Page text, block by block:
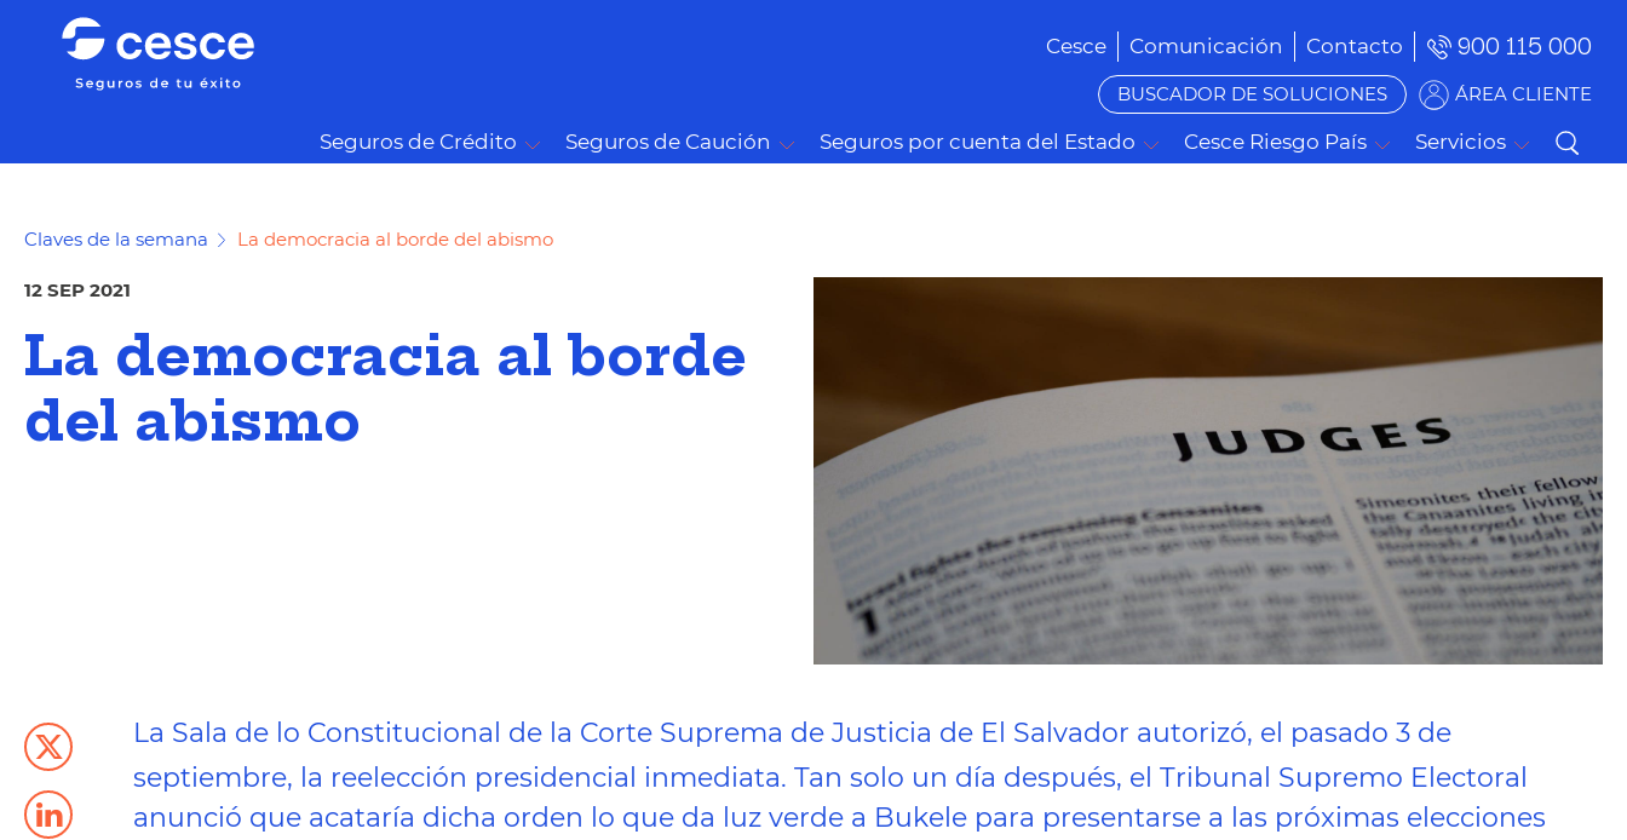
Cesce Comunicación Contacto 900 115 000
BUSCADOR DE SOLUCIONES ÁREA CLIENTE
Seguros de Crédito Seguros de Caución Seguros por cuenta del Estado Cesce Riesgo País Servicios
Claves de la semana La democracia al borde del abismo
12 SEP 2021
La democracia al borde
del abismo
La Sala de lo Constitucional de la Corte Suprema de Justicia de El Salvador autorizó, el pasado 3 de
septiembre, la reelección presidencial inmediata. Tan solo un día después, el Tribunal Supremo Electoral
anunció que acataría dicha orden lo que da luz verde a Bukele para presentarse a las próximas elecciones